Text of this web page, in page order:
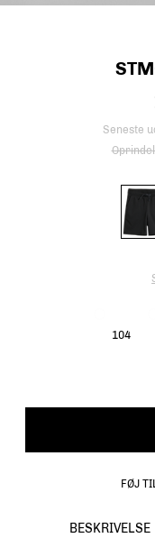
Seneste
Nedsat
104
FØJ
BESKRIVELSE